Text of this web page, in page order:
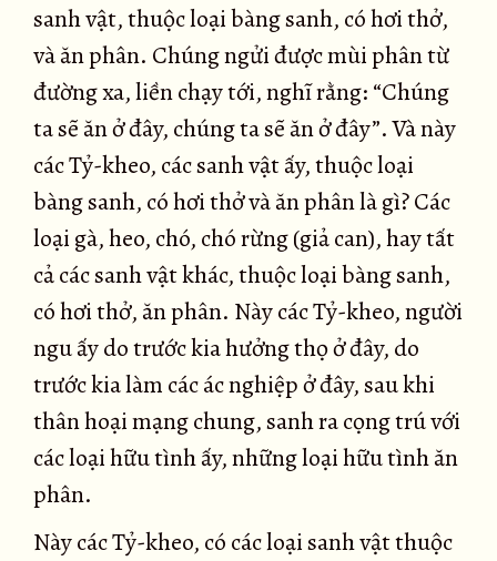
sanh vật, thuộc loại bàng sanh, có hơi thở,
và ăn phân. Chúng ngửi được mùi phân từ
đường xa, liền chạy tới, nghĩ rằng: “Chúng
ta sẽ ăn ở đây, chúng ta sẽ ăn ở đây”. Và này
các Tỷ-kheo, các sanh vật ấy, thuộc loại
bàng sanh, có hơi thở và ăn phân là gì? Các
loại gà, heo, chó, chó rừng (giả can), hay tất
cả các sanh vật khác, thuộc loại bàng sanh,
có hơi thở, ăn phân. Này các Tỷ-kheo, người
ngu ấy do trước kia hưởng thọ ở đây, do
trước kia làm các ác nghiệp ở đây, sau khi
thân hoại mạng chung, sanh ra cọng trú với
các loại hữu tình ấy, những loại hữu tình ăn
phân.
Này các Tỷ-kheo, có các loại sanh vật thuộc